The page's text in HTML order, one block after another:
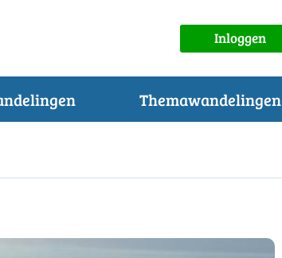
Inloggen
Themawandelingen